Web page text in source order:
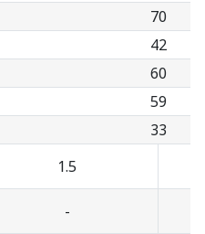
70
42
60
59
33
1.5
-